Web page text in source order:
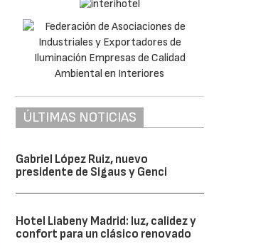
ÚLTIMAS NOTICIAS
Gabriel López Ruiz, nuevo
presidente de Sigaus y Genci
Hotel Liabeny Madrid: luz, calidez y
confort para un clásico renovado